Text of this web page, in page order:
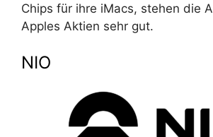
Chips für ihre iMacs, stehen die
Apples Aktien sehr gut.
NIO